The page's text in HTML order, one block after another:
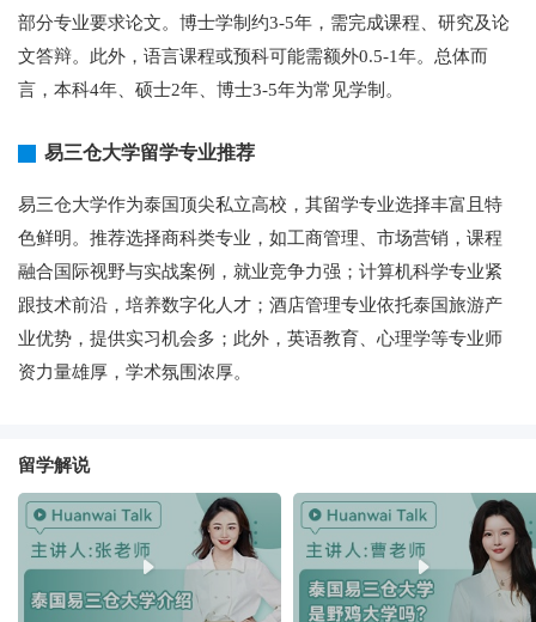
部分专业要求论文。博士学制约3-5年，需完成课程、研究及论
文答辩。此外，语言课程或预科可能需额外0.5-1年。总体而
言，本科4年、硕士2年、博士3-5年为常见学制。
易三仓大学留学专业推荐
易三仓大学作为泰国顶尖私立高校，其留学专业选择丰富且特
色鲜明。推荐选择商科类专业，如工商管理、市场营销，课程
融合国际视野与实战案例，就业竞争力强；计算机科学专业紧
跟技术前沿，培养数字化人才；酒店管理专业依托泰国旅游产
业优势，提供实习机会多；此外，英语教育、心理学等专业师
资力量雄厚，学术氛围浓厚。
留学解说